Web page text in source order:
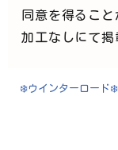
同意を得るこ
加工なしにて掲
❄️ウインターロード❄️